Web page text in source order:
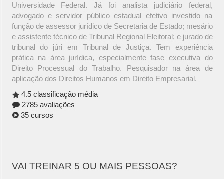
Universidade Federal. Já foi analista judiciário federal,
advogado e servidor público estadual efetivo investido na
função de assessor jurídico de Secretaria de Estado; mesário
e assistente técnico de Tribunal Regional Eleitoral; e jurado de
tribunal do júri em Tribunal de Justiça. Tem experiência
prática na área jurídica, especialmente fase executiva do
Direito Processual do Trabalho. Pesquisador na área de
aplicação dos Direitos Humanos em Direito Empresarial.
4.5 classificação média
2785 avaliações
35 cursos
VAI TREINAR 5 OU MAIS PESSOAS?